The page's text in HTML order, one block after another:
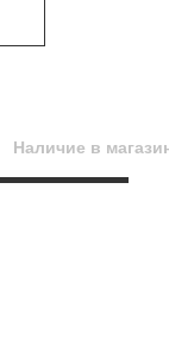
Наличие в